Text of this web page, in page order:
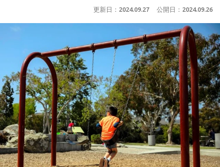
更新日： 2024.09.27 公開日： 2024.09.26